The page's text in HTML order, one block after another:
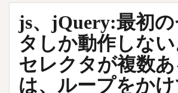
ク
タ
で
submit()
が
送
js、jQuery:最初の
タしか動作しな
セレクタが複数
は、ループをか